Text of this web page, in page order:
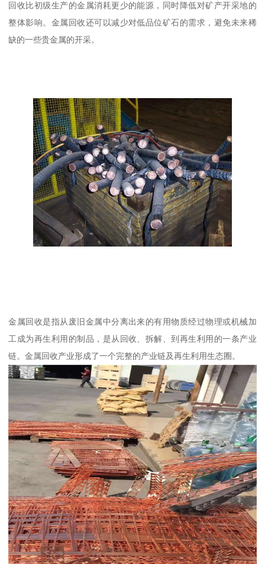
回收比初级生产的金属消耗更少的能源，同时降低对矿产开采地的
整体影响。金属回收还可以减少对低品位矿石的需求，避免未来稀
缺的一些贵金属的开采。
金属回收是指从废旧金属中分离出来的有用物质经过物理或机械加
工成为再生利用的制品，是从回收、拆解、到再生利用的一条产业
链。金属回收产业形成了一个完整的产业链及再生利用生态圈。